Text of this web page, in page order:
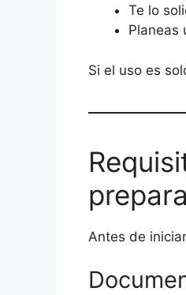
Te lo
Planeas
Si el uso es
Antes de